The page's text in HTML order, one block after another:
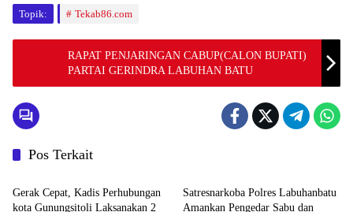
Topik: Tekab86.com
RAPAT PENJARINGAN CABUP(CALON BUPATI)
PARTAI GERINDRA LABUHAN BATU
Pos Terkait
Berita
Gerak Cepat, Kadis Perhubungan
kota Gunungsitoli Laksanakan 2
Satresnarkoba Polres Labuhanbatu
Amankan Pengedar Sabu dan